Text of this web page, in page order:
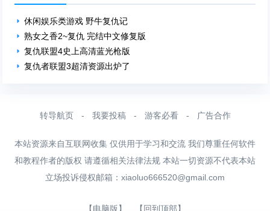
休闲娱乐类游戏 野牛复仇记
熟女之香2~复仇 完结中文修复版
复仇联盟4史上高清蓝光枪版
复仇者联盟3超清资源出炉了
转导航页 - 我要投稿 - 游客必看 - 广告合作
本站资源来自互联网收集 仅供用于学习和交流 我们尊重任何软件
和教程作者的版权 请遵循相关法律法规 本站一切资源不代表本站
立场投诉侵权邮箱： xiaoluo666520@gmail.com
【电脑版】 【回到顶部】